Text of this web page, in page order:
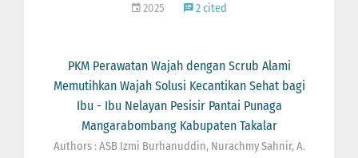
2025
2 cited
PKM Perawatan Wajah dengan Scrub Alami
Memutihkan Wajah Solusi Kecantikan Sehat bagi
Ibu - Ibu Nelayan Pesisir Pantai Punaga
Mangarabombang Kabupaten Takalar
Authors : ASB Izmi Burhanuddin, Nurachmy Sahnir, A.